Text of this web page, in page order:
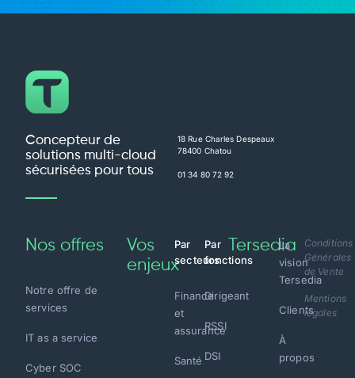
Nos offres
Notre offre de
services
IT as a service
Cyber SOC
Vos
enjeux
Par
secteurs
Finance
et
assurance
Santé
Par
fonctions
Dirigeant
RSSI
DSI
Tersedia
La
vision
Tersedia
Clients
À
propos
Conditions
Générales
de Vente
Mentions
légales
18 Rue Charles Despeaux
78400 Chatou
01 34 80 72 92
Concepteur de
solutions multi-cloud
sécurisées pour tous